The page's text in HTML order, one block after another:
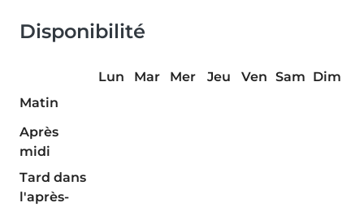
Disponibilité
Lun Mar Mer Jeu Ven Sam Dim
Matin
Après
midi
Tard dans
l'après-